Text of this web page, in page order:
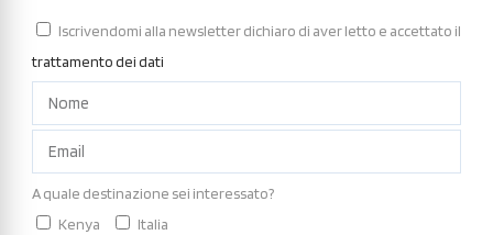
Iscrivendomi alla newsletter dichiaro di aver letto e accettato il
trattamento dei dati
A quale destinazione sei interessato?
Kenya
Italia